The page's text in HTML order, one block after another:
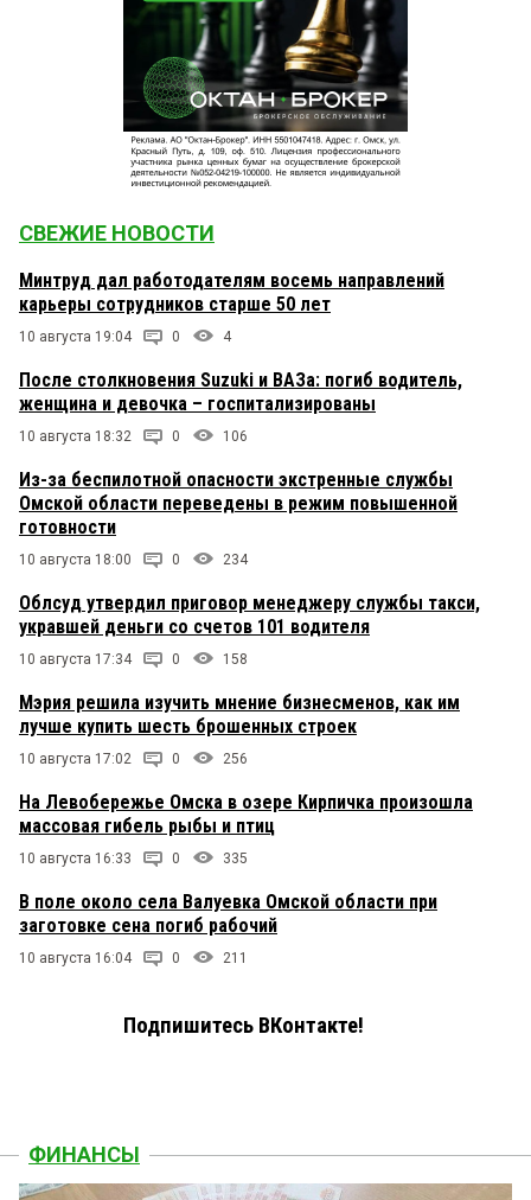
СВЕЖИЕ НОВОСТИ
Минтруд дал работодателям восемь направлений
карьеры сотрудников старше 50 лет
10 августа 19:04 0 4
После столкновения Suzuki и ВАЗа: погиб водитель,
женщина и девочка – госпитализированы
10 августа 18:32 0 106
Из-за беспилотной опасности экстренные службы
Омской области переведены в режим повышенной
готовности
10 августа 18:00 0 234
Облсуд утвердил приговор менеджеру службы такси,
укравшей деньги со счетов 101 водителя
10 августа 17:34 0 158
Мэрия решила изучить мнение бизнесменов, как им
лучше купить шесть брошенных строек
10 августа 17:02 0 256
На Левобережье Омска в озере Кирпичка произошла
массовая гибель рыбы и птиц
10 августа 16:33 0 335
В поле около села Валуевка Омской области при
заготовке сена погиб рабочий
10 августа 16:04 0 211
Подпишитесь ВКонтакте!
ФИНАНСЫ